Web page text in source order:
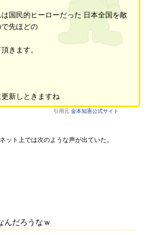
国民的ヒーローだった 日本全国を敵
先ほどの
きます。
新しときますね
引用元 金本知憲公式サイト
ット上では次のような声が出ていた。
んだろうなｗ